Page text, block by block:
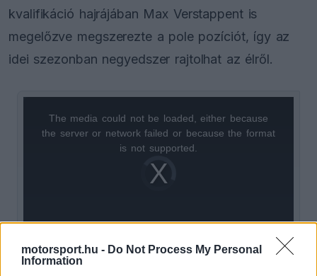
motorsport.hu - Do Not Process My Personal
Information
kvalifikáció hajrájában Max Verstappent is
megelőzve megszerezte a pole pozíciót, így az
idei szezonban negyedszer rajtolhat az élről.
Video
Player
loading.
The media could not be loaded, either because
the server or network failed or because the format
is not supported.